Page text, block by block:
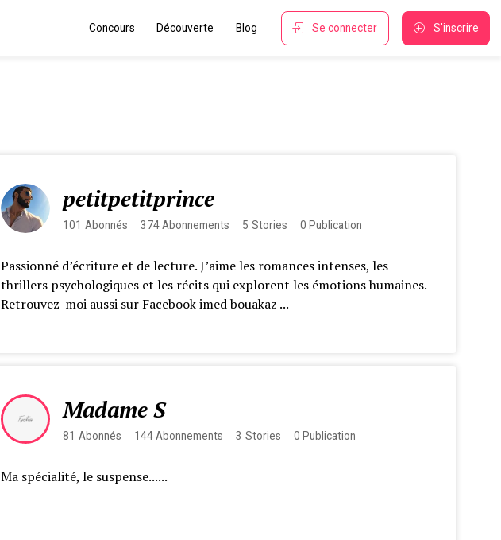
Concours Découverte Blog S'inscrire
Se connecter
petitpetitprince
101 Abonnés 374 Abonnements 5 Stories 0 Publication
Passionné d’écriture et de lecture. J’aime les romances intenses, les
thrillers psychologiques et les récits qui explorent les émotions humaines.
Retrouvez-moi aussi sur Facebook imed bouakaz ...
Madame S
81 Abonnés 144 Abonnements 3 Stories 0 Publication
Ma spécialité, le suspense......